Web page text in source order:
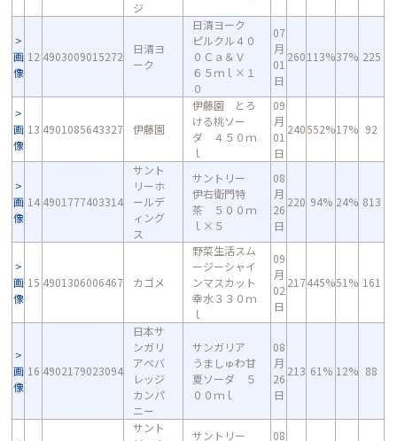
ジ
画
像
12 4903009015272
日清ヨ
ーク
日清ヨーク
ピルクル４０
０Ｃａ＆Ｖ
６５ｍｌ×１
０
07
月
01
日
260113%37% 225
画
像
13 4901085643327 伊藤園
伊藤園 とろ
ける桃ソー
ダ ４５０ｍ
ｌ
09
月
01
日
240552%17% 92
画
像
14 4901777403314
サント
リーホ
ールデ
ィング
ス
サントリー
伊右衛門特
茶 ５００ｍ
ｌ×５
08
月
26
日
220 94% 24% 813
画
像
15 4901306006467 カゴメ
野菜生活スム
ージーシャイ
ンマスカット
幸水３３０ｍ
ｌ
09
月
02
日
217445%51% 161
画
像
16 4902179023094
日本サ
ンガリ
アベバ
レッジ
カンパ
ニー
サンガリア
うましゅわ甘
夏ソーダ ５
００ｍｌ
08
月
26
日
213 61% 12% 88
サント
サントリー
08